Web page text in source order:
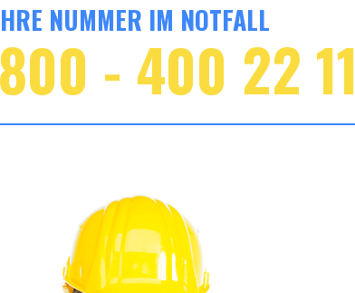
NUMMER IM NOTFALL
- 400 22 11